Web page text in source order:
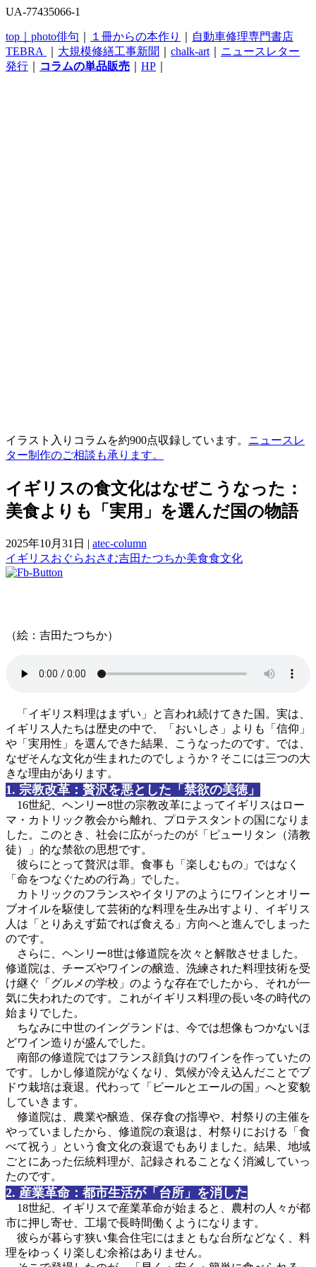
UA-77435066-1
top｜ photo俳句 １冊からの本作り
自動車修理専門書店
TEBRA
大規模修繕工事新聞 chalk-art
ニュースレター
発行
コラムの単品販売 HP
イラスト入りコラムを約900点収録しています。 ニュースレ
ター制作のご相談も承ります。
イギリスの食文化はなぜこうなった：
美食よりも「実用」を選んだ国の物語
2025年10月31日 | atec-column
イギリスおぐらおさむ吉田たつちか美食食文化
（絵：吉田たつちか）
「イギリス料理はまずい」と言われ続けてきた国。実は、
イギリス人たちは歴史の中で、「おいしさ」よりも「信仰」
や「実用性」を選んできた結果、こうなったのです。では、
なぜそんな文化が生まれたのでしょうか？そこには三つの大
きな理由があります。
1. 宗教改革：贅沢を悪とした「禁欲の美徳」
16世紀、ヘンリー8世の宗教改革によってイギリスはロー
マ・カトリック教会から離れ、プロテスタントの国になりま
した。このとき、社会に広がったのが「ピューリタン（清教
徒）」的な禁欲の思想です。
彼らにとって贅沢は罪。食事も「楽しむもの」ではなく
「命をつなぐための行為」でした。
カトリックのフランスやイタリアのようにワインとオリー
ブオイルを駆使して芸術的な料理を生み出すより、イギリス
人は「とりあえず茹でれば食える」方向へと進んでしまった
のです。
さらに、ヘンリー8世は修道院を次々と解散させました。
修道院は、チーズやワインの醸造、洗練された料理技術を受
け継ぐ「グルメの学校」のような存在でしたから、それが一
気に失われたのです。これがイギリス料理の長い冬の時代の
始まりでした。
ちなみに中世のイングランドは、今では想像もつかないほ
どワイン造りが盛んでした。
南部の修道院ではフランス顔負けのワインを作っていたの
です。しかし修道院がなくなり、気候が冷え込んだことでブ
ドウ栽培は衰退。代わって「ビールとエールの国」へと変貌
していきます。
修道院は、農業や醸造、保存食の指導や、村祭りの主催を
やっていましたから、修道院の衰退は、村祭りにおける「食
べて祝う」という食文化の衰退でもありました。結果、地域
ごとにあった伝統料理が、記録されることなく消滅していっ
たのです。
2. 産業革命：都市生活が「台所」を消した
18世紀、イギリスで産業革命が始まると、農村の人々が都
市に押し寄せ、工場で長時間働くようになります。
彼らが暮らす狭い集合住宅にはまともな台所などなく、料
理をゆっくり楽しむ余裕はありません。